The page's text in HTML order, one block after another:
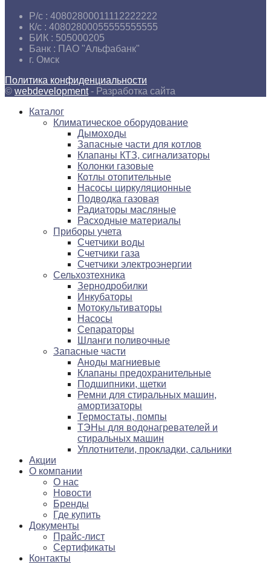
Р/с : 40802800011112222222
К/с : 40802800055555555555
БИК : 505000205
Банк : ПАО "Альфабанк"
г. Омск
Политика конфиденциальности
© webdevelopment- Разработка сайта
Каталог
Климатическое оборудование
Дымоходы
Запасные части для котлов
Клапаны КТЗ, сигнализаторы
Колонки газовые
Котлы отопительные
Насосы циркуляционные
Подводка газовая
Радиаторы масляные
Расходные материалы
Приборы учета
Счетчики воды
Счетчики газа
Счетчики электроэнергии
Сельхозтехника
Зернодробилки
Инкубаторы
Мотокультиваторы
Насосы
Сепараторы
Шланги поливочные
Запасные части
Аноды магниевые
Клапаны предохранительные
Подшипники, щетки
Ремни для стиральных машин,
амортизаторы
Термостаты, помпы
ТЭНы для водонагревателей и
стиральных машин
Уплотнители, прокладки, сальники
Акции
О компании
О нас
Новости
Бренды
Где купить
Документы
Прайс-лист
Сертификаты
Контакты